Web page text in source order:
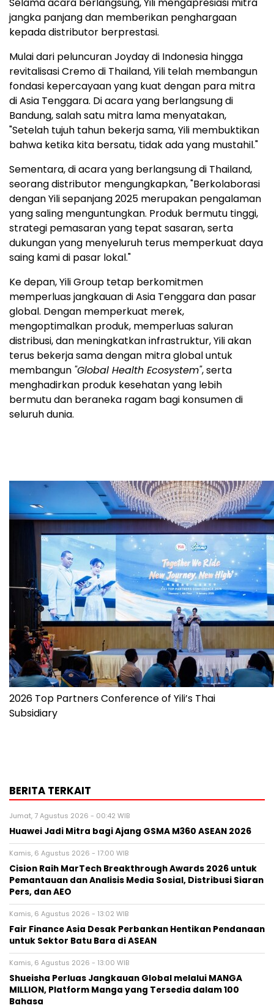
jangka panjang dan memberikan penghargaan
kepada distributor berprestasi.
Mulai dari peluncuran Joyday di Indonesia hingga
revitalisasi Cremo di Thailand, Yili telah membangun
fondasi kepercayaan yang kuat dengan para mitra
di Asia Tenggara. Di acara yang berlangsung di
Bandung, salah satu mitra lama menyatakan,
"Setelah tujuh tahun bekerja sama, Yili membuktikan
bahwa ketika kita bersatu, tidak ada yang mustahil."
Sementara, di acara yang berlangsung di Thailand,
seorang distributor mengungkapkan, "Berkolaborasi
dengan Yili sepanjang 2025 merupakan pengalaman
yang saling menguntungkan. Produk bermutu tinggi,
strategi pemasaran yang tepat sasaran, serta
dukungan yang menyeluruh terus memperkuat daya
saing kami di pasar lokal."
Ke depan, Yili Group tetap berkomitmen
memperluas jangkauan di Asia Tenggara dan pasar
global. Dengan memperkuat merek,
mengoptimalkan produk, memperluas saluran
distribusi, dan meningkatkan infrastruktur, Yili akan
terus bekerja sama dengan mitra global untuk
membangun "Global Health Ecosystem", serta
menghadirkan produk kesehatan yang lebih
bermutu dan beraneka ragam bagi konsumen di
seluruh dunia.
2026 Top Partners Conference of Yili’s Thai
Subsidiary
BERITA TERKAIT
Jumat, 7 Agustus 2026 - 00:42 WIB
Huawei Jadi Mitra bagi Ajang GSMA M360 ASEAN 2026
Kamis, 6 Agustus 2026 - 17:00 WIB
Cision Raih MarTech Breakthrough Awards 2026 untuk
Pemantauan dan Analisis Media Sosial, Distribusi Siaran
Pers, dan AEO
Kamis, 6 Agustus 2026 - 13:02 WIB
Fair Finance Asia Desak Perbankan Hentikan Pendanaan
untuk Sektor Batu Bara di ASEAN
Kamis, 6 Agustus 2026 - 13:00 WIB
Shueisha Perluas Jangkauan Global melalui MANGA
MILLION, Platform Manga yang Tersedia dalam 100
Bahasa